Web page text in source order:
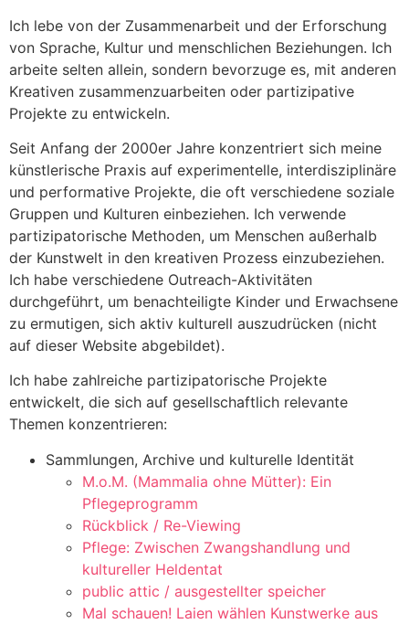
Ich lebe von der Zusammenarbeit und der Erforschung
von Sprache, Kultur und menschlichen Beziehungen. Ich
arbeite selten allein, sondern bevorzuge es, mit anderen
Kreativen zusammenzuarbeiten oder partizipative
Projekte zu entwickeln.
Seit Anfang der 2000er Jahre konzentriert sich meine
künstlerische Praxis auf experimentelle, interdisziplinäre
und performative Projekte, die oft verschiedene soziale
Gruppen und Kulturen einbeziehen. Ich verwende
partizipatorische Methoden, um Menschen außerhalb
der Kunstwelt in den kreativen Prozess einzubeziehen.
Ich habe verschiedene Outreach-Aktivitäten
durchgeführt, um benachteiligte Kinder und Erwachsene
zu ermutigen, sich aktiv kulturell auszudrücken (nicht
auf dieser Website abgebildet).
Ich habe zahlreiche partizipatorische Projekte
entwickelt, die sich auf gesellschaftlich relevante
Themen konzentrieren:
Sammlungen, Archive und kulturelle Identität
M.o.M. (Mammalia ohne Mütter): Ein
Pflegeprogramm
Rückblick / Re-Viewing
Pflege: Zwischen Zwangshandlung und
kultureller Heldentat
public attic / ausgestellter speicher
Mal schauen! Laien wählen Kunstwerke aus